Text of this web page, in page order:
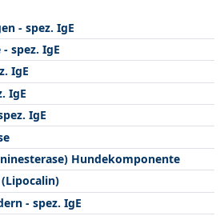
- spez. IgE
spez. IgE
IgE
IgE
IgE
Hundekomponente
- spez. IgE